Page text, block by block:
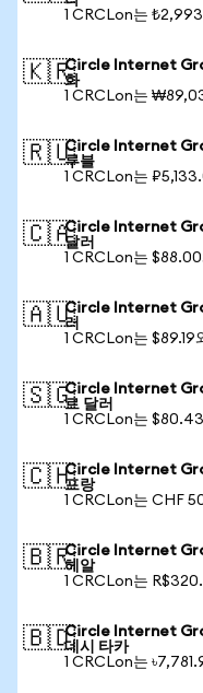
1 CRCLon는
🇰🇷Circle Internet
화
1 CRCLon는
🇷🇺Circle Internet
루블
1 CRCLon는
🇨🇦Circle Internet
달러
1 CRCLon는
🇦🇺Circle Internet
러
1 CRCLon는 $89.19
🇸🇬Circle Internet
르 달러
1 CRCLon는
🇨🇭Circle Internet
프랑
1 CRCLon는 CHF
🇧🇷Circle Internet
헤알
1 CRCLon는
🇧🇩Circle Internet
데시 타카
1 CRCLon는